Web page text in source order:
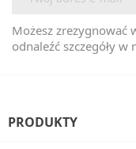
Możesz zrezygnować
odnaleźć szczegóły
PRODUKTY